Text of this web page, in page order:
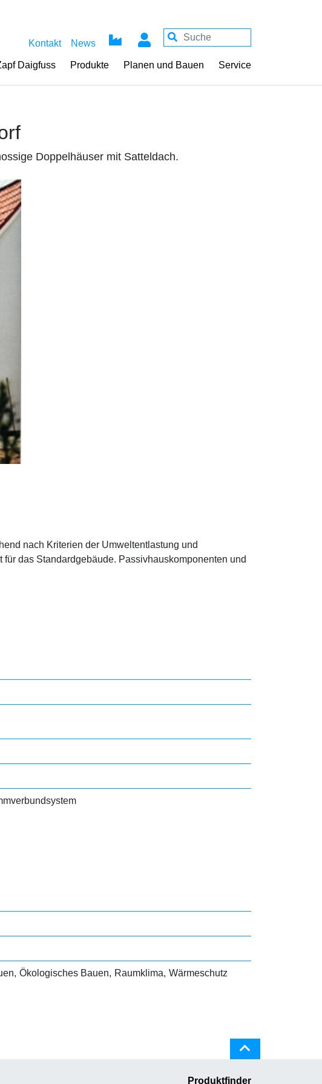
Kontakt News
Daigfuss Produkte Planen und Bauen Service
Doppelhäuser mit Satteldach.
nach Kriterien der Umweltentlastung und
das Standardgebäude. Passivhauskomponenten und
Ökologisches Bauen Raumklima Wärmeschutz
Produktfinder